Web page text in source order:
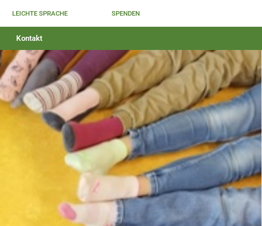
LEICHTE SPRACHE SPENDEN
Kontakt